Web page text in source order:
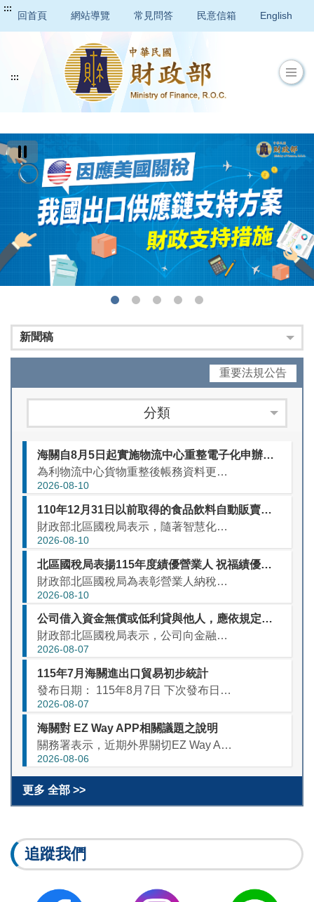
:::
回首頁 網站導覽 常見問答 民意信箱 English
:::
新聞稿
重要法規公告
分類
海關自8月5日起實施物流中心重整電子化申辦作業，優化帳務及庫存管理
為利物流中心貨物重整後帳務資料更正確，以協助業者及早發現報單誤繕或其他申報錯誤情形，財政部關務署於保稅智慧服務平臺（下稱保稅平臺）新增物流中心重整電子化申辦作業，並自115年8月5日上線。 關務署說明...
2026-08-10
110年12月31日以前取得的食品飲料自動販賣機，請於116年底前完成調整或汰換機台，以符合逐筆開立發票規定
財政部北區國稅局表示，隨著智慧化自動導引與零售技術進步，國人透過自動販賣機（下稱自販機）購買食品及飲料的消費型態極為普及。為保障消費者兌獎權益，並落實節能減碳推動電子發票政策，財政部修正統一發票使用辦...
2026-08-10
北區國稅局表揚115年度績優營業人 祝福績優營業人前程萬里、馬到成功
財政部北區國稅局為表彰營業人納稅榮譽及配合政府政策使用電子發票，本（115）年度評選出轄內使用統一發票績優營業人85家及電子發票績優營業人48家，共計133家營業人。為感謝及肯定績優營業人獲獎，將由該...
2026-08-10
公司借入資金無償或低利貸與他人，應依規定調減利息支出
財政部北區國稅局表示，公司向金融機構或他人借入資金支付利息，同時將資金以未收取利息或收取利息偏低方式貸與他人者，依營利事業所得稅查核準則（下稱查核準則）第97條規定，相當於貸出款項所支付之利息或其差額...
2026-08-07
115年7月海關進出口貿易初步統計
發布日期： 115年8月7日 下次發布日期： 115年9月9日下午4時 聯絡人： 統計處 殷英洳 科長 聯絡...
2026-08-07
海關對 EZ Way APP相關議題之說明
關務署表示，近期外界關切EZ Way APP得否由關貿公司自行建置，以及個資監管等議題，說明如下： 有關海關是否應授權或與關貿公司簽訂營運契約一節，經查關貿公司依「報關業設置管理辦法」第12條及「通關...
2026-08-06
更多 全部 >>
追蹤我們